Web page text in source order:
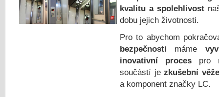
kvalitu a spolehlivost
dobu jejich životnosti.
Pro to abychom
bezpečnosti máme
inovativní proces pro
součástí jezkušební
a komponent značky LC.